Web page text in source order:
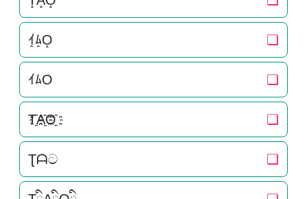
ｲ̝ﾑ̝O̝ ❏
ｲﾑO ❏
T҈A҈O҈ ❏
Ʈᗩට ❏